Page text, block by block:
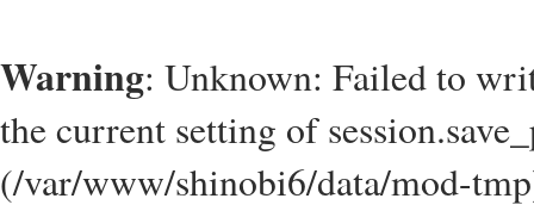
Warning: Unknown: Failed to
the current setting of
(/var/www/shinobi6/data/mod-